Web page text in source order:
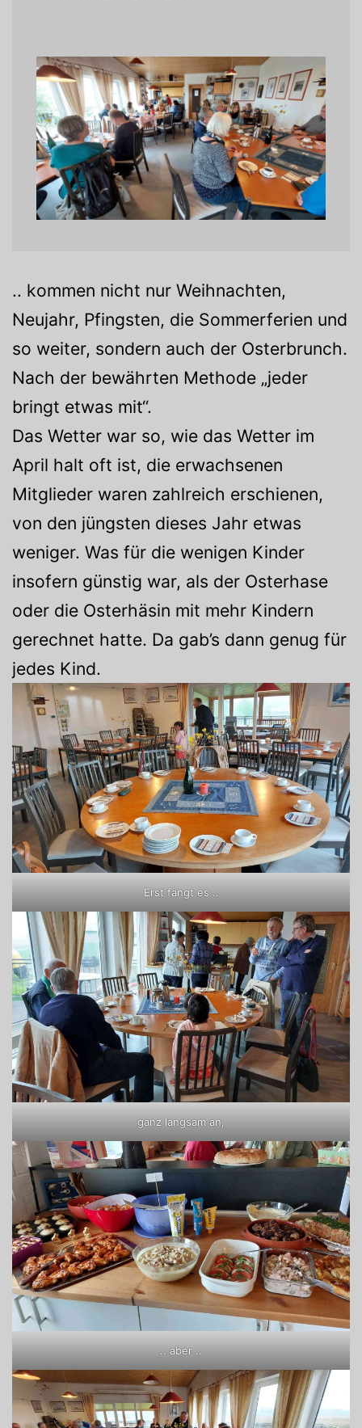
.. kommen nicht nur Weihnachten,
Neujahr, Pfingsten, die Sommerferien und
so weiter, sondern auch der Osterbrunch.
Nach der bewährten Methode „jeder
bringt etwas mit“.
Das Wetter war so, wie das Wetter im
April halt oft ist, die erwachsenen
Mitglieder waren zahlreich erschienen,
von den jüngsten dieses Jahr etwas
weniger. Was für die wenigen Kinder
insofern günstig war, als der Osterhase
oder die Osterhäsin mit mehr Kindern
gerechnet hatte. Da gab’s dann genug für
jedes Kind.
Erst fängt es ..
ganz langsam an,
.. aber ..